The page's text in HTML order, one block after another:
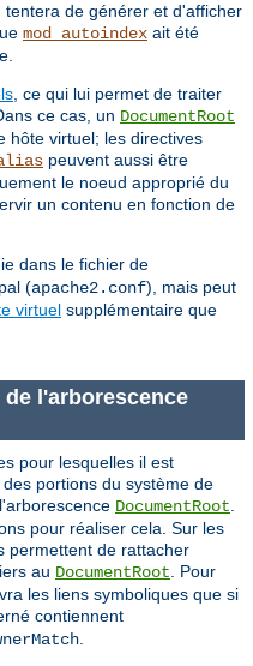
de générer et d'afficher
mod_autoindex ait été
, ce qui lui permet de traiter
ce cas, un DocumentRoot
hôte virtuel; les directives
peuvent aussi être
le noeud approprié du
un contenu en fonction de
dans le fichier de
(apache2.conf), mais peut
virtuel supplémentaire que
l'arborescence
pour lesquelles il est
portions du système de
DocumentRoot
pour réaliser cela. Sur les
permettent de rattacher
au DocumentRoot . Pour
les liens symboliques que si
contiennent